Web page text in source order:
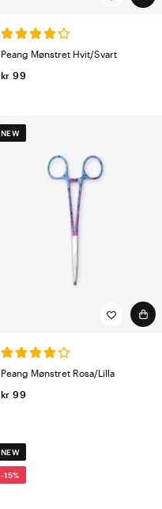
Peang Mønstret Hvit/Svart
kr 99
NEW
Peang Mønstret Rosa/Lilla
kr 99
NEW
-15%